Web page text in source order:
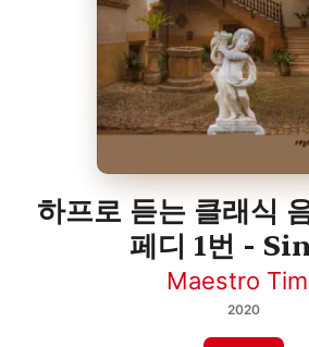
하프로 듣는 클래식
페디 1번 -
Maestro
2020